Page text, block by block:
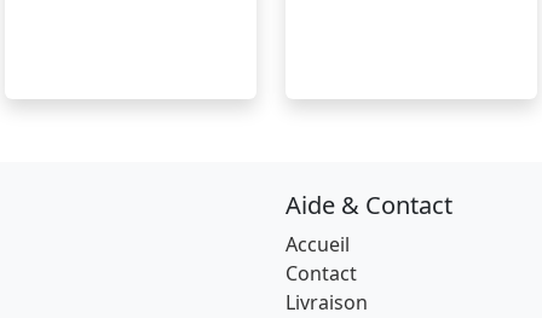
Aide & Contact
Accueil
Contact
Livraison